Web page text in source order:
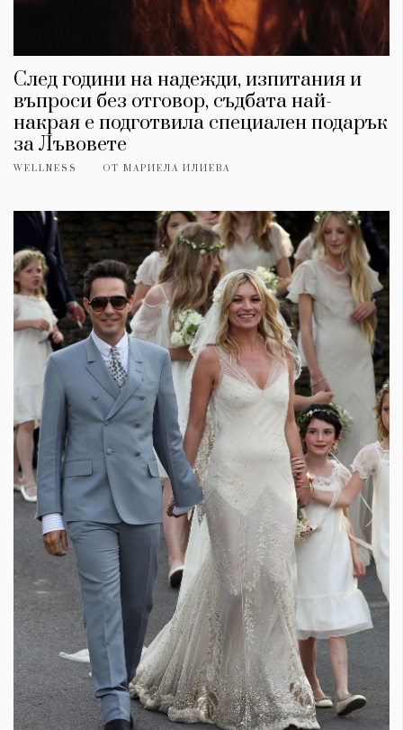
След години на надежди, изпитания и
въпроси без отговор, съдбата най-
накрая е подготвила специален подарък
за Лъвовете
WELLNESS ОТ МАРИЕЛА ИЛИЕВА